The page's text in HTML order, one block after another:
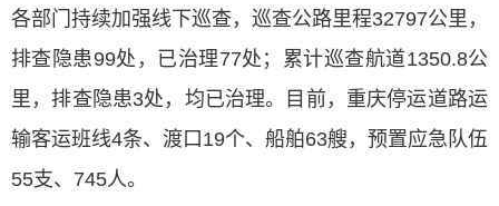
各部门持续加强线下巡查，巡查公路里程32797公里，
排查隐患99处，已治理77处；累计巡查航道1350.8公
里，排查隐患3处，均已治理。目前，重庆停运道路运
输客运班线4条、渡口19个、船舶63艘，预置应急队伍
55支、745人。